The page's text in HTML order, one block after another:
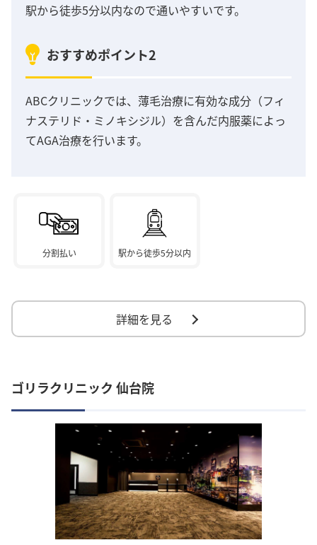
駅から徒歩5分以内なので通いやすいです。
おすすめポイント2
ABCクリニックでは、薄毛治療に有効な成分（フィ
ナステリド・ミノキシジル）を含んだ内服薬によっ
てAGA治療を行います。
分割払い 駅から徒歩5分以内
詳細を見る
ゴリラクリニック 仙台院